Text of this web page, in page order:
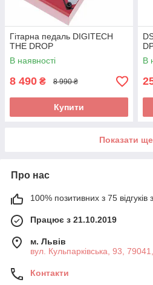
Гітарна педаль DIGITECH
THE DROP
В наявності
8 490 ₴ 8 990 ₴
Купити
В
Показати ще
Про нас
100% позитивних з 75 відгуків
Працює з 21.10.2019
м. Львів
вул. Кульпарківська, 93,
Контакти